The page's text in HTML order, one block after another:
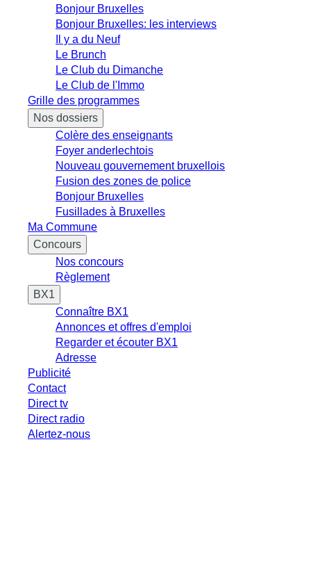
Bonjour Bruxelles
Bonjour Bruxelles: les interviews
Il y a du Neuf
Le Brunch
Le Club du Dimanche
Le Club de l'Immo
Grille des programmes
Nos dossiers
Colère des enseignants
Foyer anderlechtois
Nouveau gouvernement bruxellois
Fusion des zones de police
Bonjour Bruxelles
Fusillades à Bruxelles
Ma Commune
Concours
Nos concours
Règlement
BX1
Connaître BX1
Annonces et offres d'emploi
Regarder et écouter BX1
Adresse
Publicité
Contact
Direct tv
Direct radio
Alertez-nous